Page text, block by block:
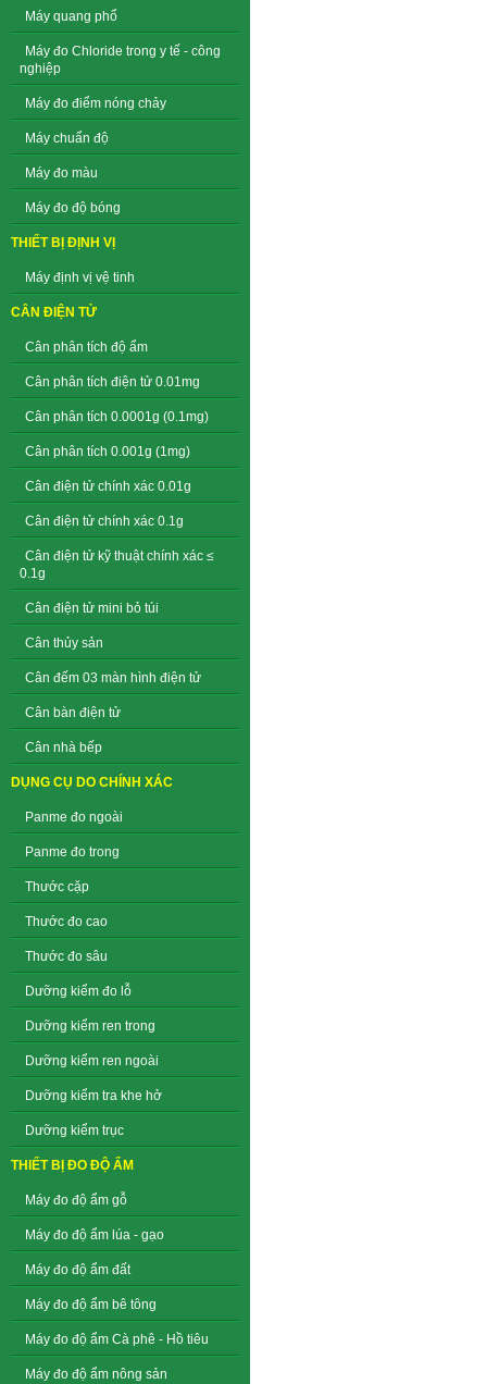
Máy quang phổ
Máy đo Chloride trong y tế - công
nghiệp
Máy đo điểm nóng chảy
Máy chuẩn độ
Máy đo màu
Máy đo độ bóng
THIẾT BỊ ĐỊNH VỊ
Máy định vị vệ tinh
CÂN ĐIỆN TỬ
Cân phân tích độ ẩm
Cân phân tích điện tử 0.01mg
Cân phân tích 0.0001g (0.1mg)
Cân phân tích 0.001g (1mg)
Cân điện tử chính xác 0.01g
Cân điện tử chính xác 0.1g
Cân điện tử kỹ thuật chính xác ≤
0.1g
Cân điện tử mini bỏ túi
Cân thủy sản
Cân đếm 03 màn hình điện tử
Cân bàn điện tử
Cân nhà bếp
DỤNG CỤ DO CHÍNH XÁC
Panme đo ngoài
Panme đo trong
Thước cặp
Thước đo cao
Thước đo sâu
Dưỡng kiểm đo lỗ
Dưỡng kiểm ren trong
Dưỡng kiểm ren ngoài
Dưỡng kiểm tra khe hở
Dưỡng kiểm trục
THIẾT BỊ ĐO ĐỘ ẨM
Máy đo độ ẩm gỗ
Máy đo độ ẩm lúa - gạo
Máy đo độ ẩm đất
Máy đo độ ẩm bê tông
Máy đo độ ẩm Cà phê - Hồ tiêu
Máy đo độ ẩm nông sản